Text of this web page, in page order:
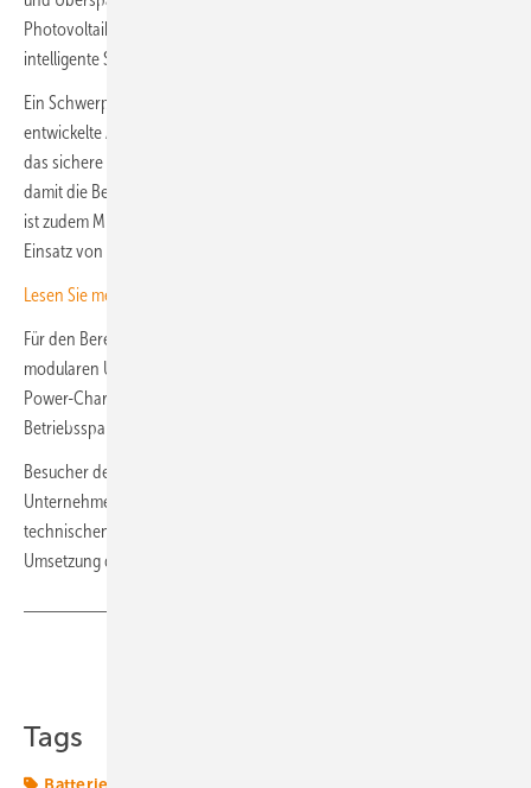
Photovoltaikanlagen, Freiflächen-Solarparks, Batteriespeicher und
intelligente Stromnetze.
Ein Schwerpunkt des Messeauftritts ist die vom Unternehmen
entwickelte ACI-Technologie (Advanced Circuit Interruption). Sie soll
das sichere Unterbrechen von DC-Lichtbögen ermöglichen und
damit die Betriebssicherheit entsprechender Anlagen erhöhen. Dehn
ist zudem Mitglied der Open Direct Current Alliance (ODCA), die den
Einsatz von Gleichstromtechnologien vorantreiben will.
Lesen Sie mehr zum Thema Blitzschutz
Für den Bereich Elektromobilität präsentiert das Unternehmen einen
modularen Überspannungsableiter. Das Gerät wurde speziell für High-
Power-Charging- und Schnellladeinfrastrukturen mit
Betriebsspannungen bis 1250 Volt entwickelt.
Besucher der Messe finden Dehn in Halle A3, Stand 120. Dort will das
Unternehmen neben neuen Produkten auch Beratungsangebote zu
technischen und regulatorischen Fragen rund um die sichere
Umsetzung der Energiewende vorstellen.
Tags